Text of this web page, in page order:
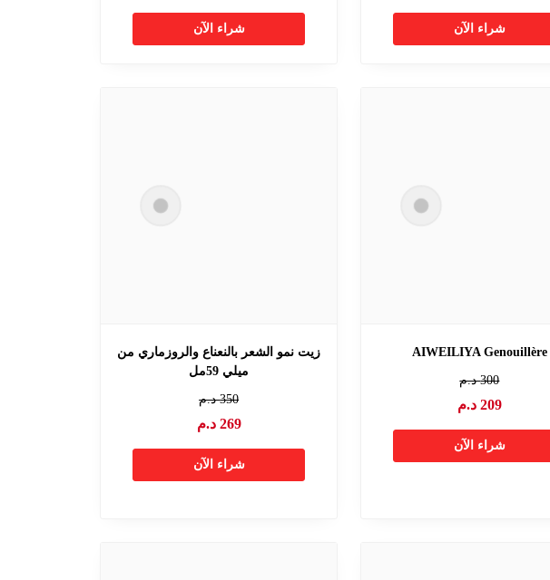
شراء الآن شراء الآن
AIWEILIYA Genouillère
300د.م
209 د.م
شراء الآن
زيت نمو الشعر بالنعناع والروزماري من
ميلي 59مل
350د.م
269 د.م
شراء الآن